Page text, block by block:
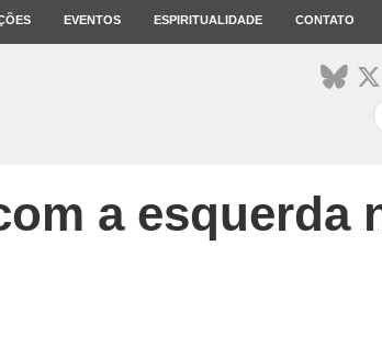
EVENTOS ESPIRITUALIDADE CONTATO
a esquerda